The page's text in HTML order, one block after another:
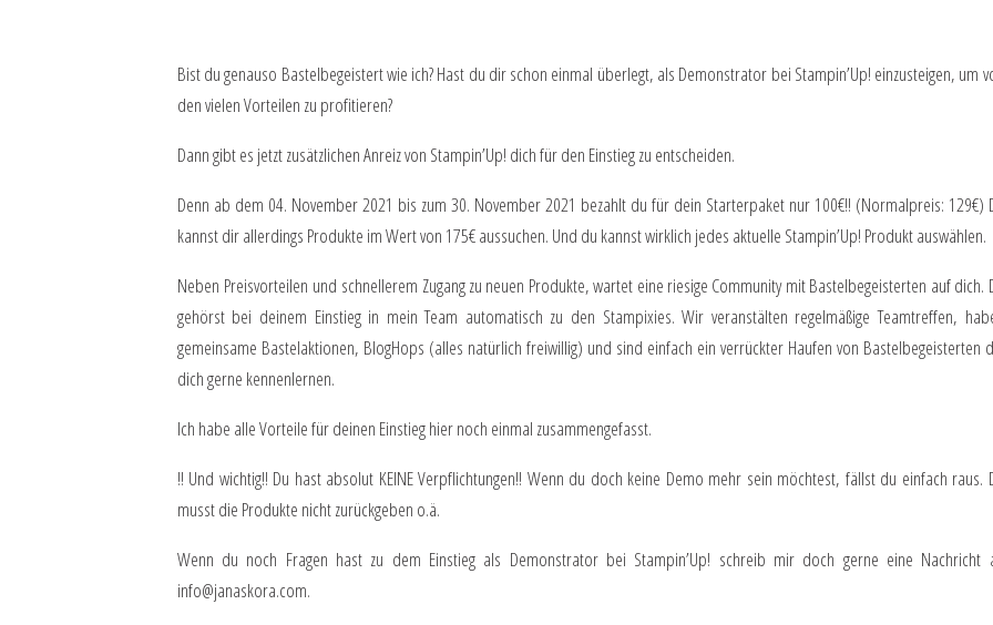
Bist du genauso Bastelbegeistert wie ich? Hast du dir schon einmal überlegt, als Demonstrator bei Stampin’Up! einzusteigen, um
den vielen Vorteilen zu profitieren?
Dann gibt es jetzt zusätzlichen Anreiz von Stampin’Up! dich für den Einstieg zu entscheiden.
Denn ab dem 04. November 2021 bis zum 30. November 2021 bezahlt du für dein Starterpaket nur 100€!! (Normalpreis: 129€)
kannst dir allerdings Produkte im Wert von 175€ aussuchen. Und du kannst wirklich jedes aktuelle Stampin’Up! Produkt auswählen.
Neben Preisvorteilen und schnellerem Zugang zu neuen Produkte, wartet eine riesige Community mit Bastelbegeisterten auf dich.
gehörst bei deinem Einstieg in mein Team automatisch zu den Stampixies. Wir veranstälten regelmäßige Teamtreffen,
gemeinsame Bastelaktionen, BlogHops (alles natürlich freiwillig) und sind einfach ein verrückter Haufen von Bastelbegeisterten
dich gerne kennenlernen.
Ich habe alle Vorteile für deinen Einstieghiernoch einmal zusammengefasst.
!! Und wichtig!! Du hast absolut KEINE Verpflichtungen!! Wenn du doch keine Demo mehr sein möchtest, fällst du einfach raus.
musst die Produkte nicht zurückgeben o.ä.
Wenn du noch Fragen hast zu dem Einstieg als Demonstrator bei Stampin’Up! schreib mir doch gerne eine Nachricht
info@janaskora.com.